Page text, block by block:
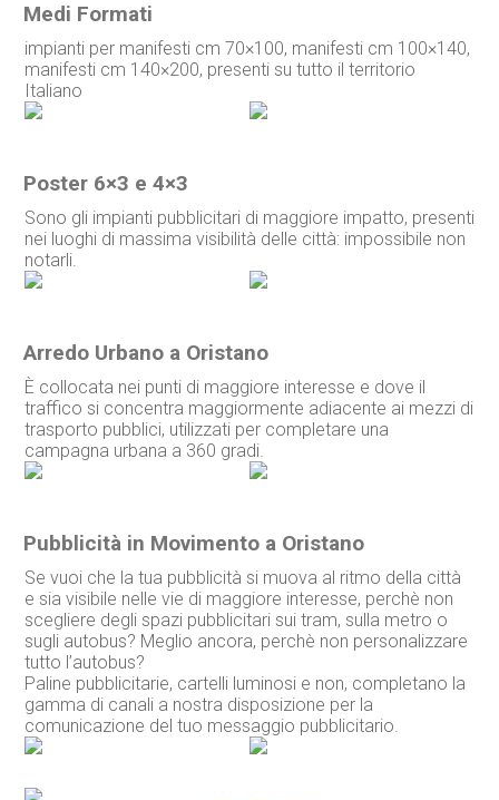
Medi Formati
impianti per manifesti cm 70×100, manifesti cm 100×140,
manifesti cm 140×200, presenti su tutto il territorio
Italiano
Poster 6×3 e 4×3
Sono gli impianti pubblicitari di maggiore impatto, presenti
nei luoghi di massima visibilità delle città: impossibile non
notarli.
Arredo Urbano a Oristano
È collocata nei punti di maggiore interesse e dove il
traffico si concentra maggiormente adiacente ai mezzi di
trasporto pubblici, utilizzati per completare una
campagna urbana a 360 gradi.
Pubblicità in Movimento a Oristano
Se vuoi che la tua pubblicità si muova al ritmo della città
e sia visibile nelle vie di maggiore interesse, perchè non
scegliere degli spazi pubblicitari sui tram, sulla metro o
sugli autobus? Meglio ancora, perchè non personalizzare
tutto l’autobus?
Paline pubblicitarie, cartelli luminosi e non, completano la
gamma di canali a nostra disposizione per la
comunicazione del tuo messaggio pubblicitario.